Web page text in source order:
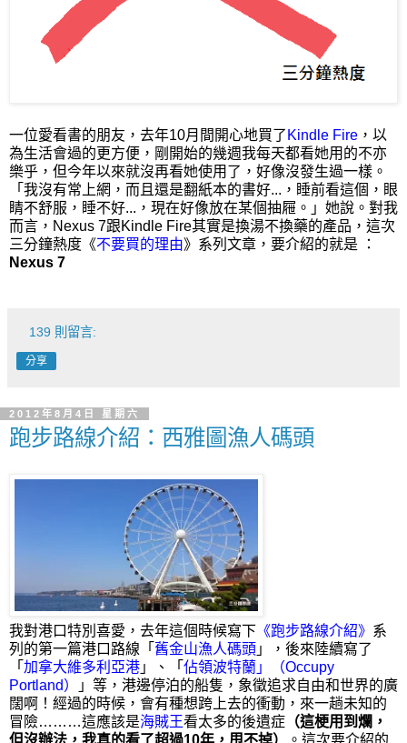
一位愛看書的朋友，去年10月間開心地買了 Kindle Fire ，以
為生活會過的更方便，剛開始的幾週我每天都看她用的不亦
樂乎，但今年以來就沒再看她使用了，好像沒發生過一樣。
「我沒有常上網，而且還是翻紙本的書好...，睡前看這個，眼
睛不舒服，睡不好...，現在好像放在某個抽屜。」她說。 對我
而言，Nexus 7跟Kindle Fire其實是換湯不換藥的產品，這次
三分鐘熱度《不要買的理由》系列文章，要介紹的就是 ：
Nexus 7
139 則留言:
分享
2012年8月4日 星期六
跑步路線介紹：西雅圖漁人碼頭
我對港口特別喜愛，去年這個時候寫下 《跑步路線介紹》 系
列的第一篇港口路線「 舊金山漁人碼頭 」，後來陸續寫了
「 加拿大維多利亞港 」、「 佔領波特蘭」（Occupy
Portland）
」等，港邊停泊的船隻，象徵追求自由和世界的廣
闊啊！ 經過的時候，會有種想跨上去的衝動， 來一趟未知的
冒險………這應該是海賊王看太多的後遺症 （這梗用到爛，
但沒辦法，我真的看了超過10年，甩不掉）
。這次要介紹的